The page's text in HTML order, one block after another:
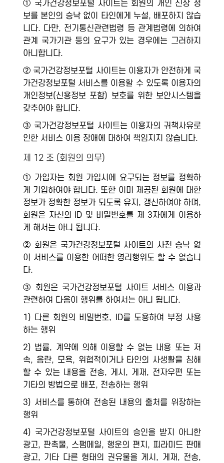
① 국가건강정보포털 사이트는 회원의 개인 신상 정
보를 본인의 승낙 없이 타인에게 누설, 배포하지 않습
니다. 다만, 전기통신관련법령 등 관계법령에 의하여
관계 국가기관 등의 요구가 있는 경우에는 그러하지
아니합니다.
② 국가건강정보포털 사이트는 이용자가 안전하게 국
가건강정보포털 서비스를 이용할 수 있도록 이용자의
개인정보(신용정보 포함) 보호를 위한 보안시스템을
갖추어야 합니다.
③ 국가건강정보포털 사이트는 이용자의 귀책사유로
인한 서비스 이용 장애에 대하여 책임지지 않습니다.
제 12 조 (회원의 의무)
① 가입자는 회원 가입시에 요구되는 정보를 정확하
게 기입하여야 합니다. 또한 이미 제공된 회원에 대한
정보가 정확한 정보가 되도록 유지, 갱신하여야 하며,
회원은 자신의 ID 및 비밀번호를 제 3자에게 이용하
게 해서는 아니 됩니다.
② 회원은 국가건강정보포털 사이트의 사전 승낙 없
이 서비스를 이용한 어떠한 영리행위도 할 수 없습니
다.
③ 회원은 국가건강정보포털 사이트 서비스 이용과
관련하여 다음이 행위를 하여서는 아니 됩니다.
1) 다른 회원의 비밀번호, ID를 도용하여 부정 사용
하는 행위
2) 법률, 계약에 의해 이용할 수 없는 내용 또는 저
속, 음란, 모욕, 위협적이거나 타인의 사생활을 침해
할 수 있는 내용을 전송, 게시, 게재, 전자우편 또는
기타의 방법으로 배포, 전송하는 행위
3) 서비스를 통하여 전송된 내용의 출처를 위장하는
행위
4) 국가건강정보포털 사이트의 승인을 받지 아니한
광고, 판촉물, 스팸메일, 행운의 편지, 피라미드 판매
광고, 기타 다른 형태의 권유물을 게시, 게재, 전송,